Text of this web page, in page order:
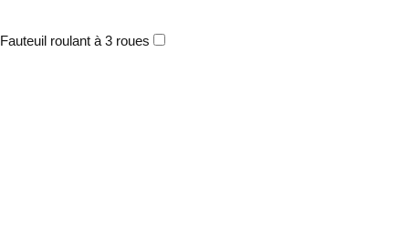
Fauteuil roulant à 3 roues